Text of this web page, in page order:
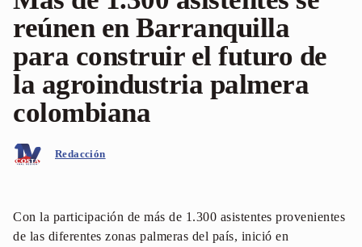
reúnen en Barranquilla
para construir el futuro de
la agroindustria palmera
colombiana
Redacción
Con la participación de más de 1.300 asistentes provenientes
de las diferentes zonas palmeras del país, inició en